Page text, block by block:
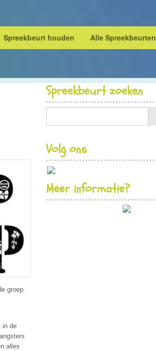
Spreekbeurt houden Alle Spreekbeurten
groep.
in de
alles
Spreekbeurt zoeken
Volg ons
Meer informatie?